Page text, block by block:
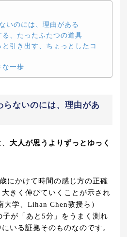
いのには、理由がある
、たったふたつの道具
引き出す、ちょっとしたコ
な一歩
らないのには、理由があ
大人が思うよりずっとゆっく
にかけて時間の感じ方の正確
きく伸びていくことが示され
学、Lihan Chen教授ら）
が「あと5分」をうまく測れ
いる証拠そのものなのです。